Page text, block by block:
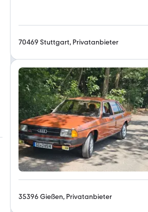
70469 Stuttgart, Privatanbieter
35396 Gießen, Privatanbieter